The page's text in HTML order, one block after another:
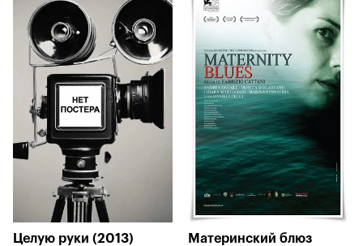
Целую руки (2013)
Материнский блюз